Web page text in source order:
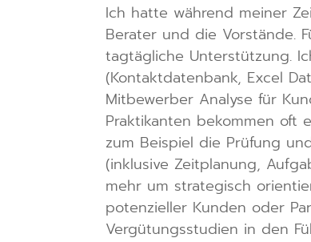
Ich hatte während meiner
Berater und die Vorstände.
tagtägliche Unterstützung.
(Kontaktdatenbank, Excel
Mitbewerber Analyse für
Praktikanten bekommen oft
zum Beispiel die Prüfung
(inklusive Zeitplanung,
mehr um strategisch
potenzieller Kunden oder
Vergütungsstudien in den